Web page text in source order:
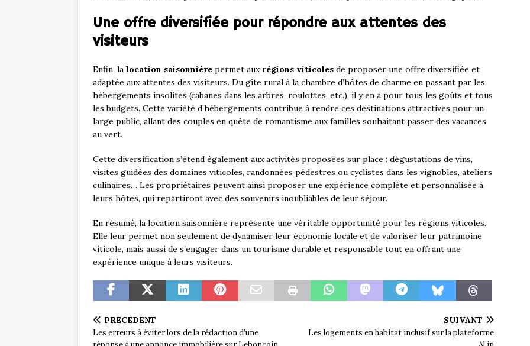
Une offre diversifiée pour répondre aux attentes des
visiteurs
Enfin, la location saisonnière permet aux régions viticoles de proposer une offre diversifiée et
adaptée aux attentes des visiteurs. Du gîte rural à la chambre d’hôtes de charme en passant par les
hébergements insolites (cabanes dans les arbres, roulottes, etc.), il y en a pour tous les goûts et tous
les budgets. Cette variété d’hébergements contribue à rendre ces destinations attractives pour un
large public, allant des couples en quête de romantisme aux familles souhaitant passer des vacances
au vert.
Cette diversification s’étend également aux activités proposées sur place : dégustations de vins,
visites guidées des domaines viticoles, randonnées pédestres ou cyclistes dans les vignobles, ateliers
culinaires… Les propriétaires peuvent ainsi proposer une expérience complète et personnalisée à
leurs hôtes, qui repartiront avec des souvenirs inoubliables de leur séjour.
En résumé, la location saisonnière représente une véritable opportunité pour les régions viticoles.
Elle leur permet non seulement de dynamiser leur économie locale et de valoriser leur patrimoine
viticole, mais aussi de s’engager dans un tourisme durable et responsable tout en offrant une
expérience unique à leurs visiteurs.
PRÉCÉDENT
Les erreurs à éviter lors de la rédaction d’une
SUIVANT
Les logements en habitat inclusif sur la plateforme